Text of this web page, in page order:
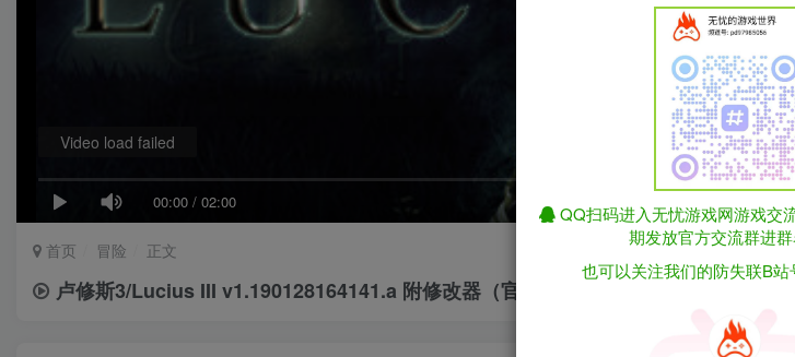
00:00 / 02:00
Video load failed
首页 冒险 正文
卢修斯3/Lucius III v1.190128164141.a 附修改器（官中）
QQ扫码进入无忧游戏网游戏交
期发放官方交流群进群
也可以关注我们的防失联B